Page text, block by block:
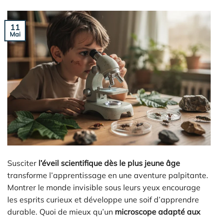
11
Mai
Susciter l’éveil scientifique dès le plus jeune âge
transforme l’apprentissage en une aventure palpitante.
Montrer le monde invisible sous leurs yeux encourage
les esprits curieux et développe une soif d’apprendre
durable. Quoi de mieux qu’un microscope adapté aux